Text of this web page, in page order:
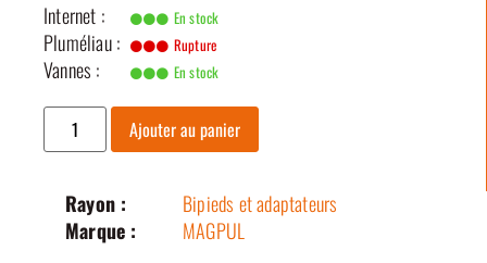
Internet : En stock
Pluméliau : Rupture
Vannes : En stock
Ajouter au panier
Rayon :
Bipieds et adaptateurs
Marque :
MAGPUL